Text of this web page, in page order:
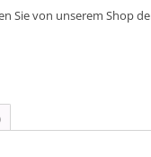
Sie von unserem Shop